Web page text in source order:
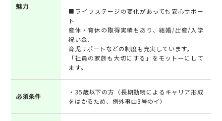
魅力
■ライフステージの変化があっても安心サポー
ト
産休・育休の取得実績もあり、結婚/出産/入学
祝い金、
育児サポートなどの制度も充実しています。
「社員の家族も大切にする」をモットーにして
ます。
必須条件
・35歳以下の方（長期勤続によるキャリア形成
をはかるため、例外事由3号のイ）